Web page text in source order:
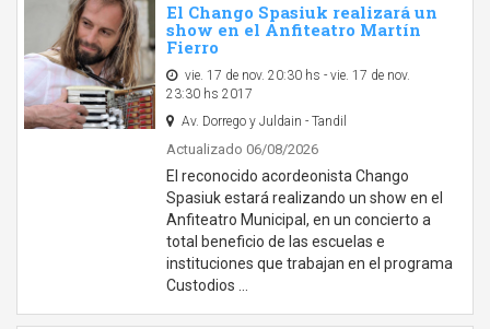
El Chango Spasiuk realizará un
show en el Anfiteatro Martín
Fierro
vie. 17 de nov. 20:30 hs - vie. 17 de nov.
23:30 hs 2017
Av. Dorrego y Juldain - Tandil
Actualizado 06/08/2026
El reconocido acordeonista Chango
Spasiuk estará realizando un show en el
Anfiteatro Municipal, en un concierto a
total beneficio de las escuelas e
instituciones que trabajan en el programa
Custodios …